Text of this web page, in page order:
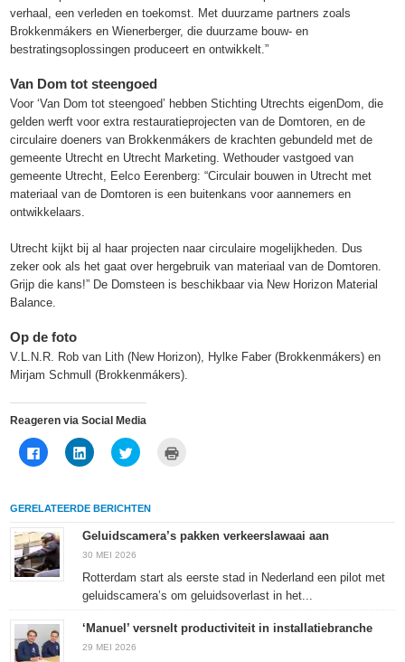
verhaal, een verleden en toekomst. Met duurzame partners zoals
Brokkenmákers en Wienerberger, die duurzame bouw- en
bestratingsoplossingen produceert en ontwikkelt.”
Van Dom tot steengoed
Voor ‘Van Dom tot steengoed’ hebben Stichting Utrechts eigenDom, die
gelden werft voor extra restauratieprojecten van de Domtoren, en de
circulaire doeners van Brokkenmákers de krachten gebundeld met de
gemeente Utrecht en Utrecht Marketing. Wethouder vastgoed van
gemeente Utrecht, Eelco Eerenberg: “Circulair bouwen in Utrecht met
materiaal van de Domtoren is een buitenkans voor aannemers en
ontwikkelaars.
Utrecht kijkt bij al haar projecten naar circulaire mogelijkheden. Dus
zeker ook als het gaat over hergebruik van materiaal van de Domtoren.
Grijp die kans!” De Domsteen is beschikbaar via New Horizon Material
Balance.
Op de foto
V.L.N.R. Rob van Lith (New Horizon), Hylke Faber (Brokkenmákers) en
Mirjam Schmull (Brokkenmákers).
Reageren via Social Media
Klik
om
Facebook
(Wordt
een
nieuw
venster
geopend)
Klik
om
delen
(Wordt
een
venster
Klik
om
Twitter
(Wordt
een
venster
nieuw
venster
GERELATEERDE BERICHTEN
Geluidscamera’s pakken verkeerslawaai aan
30 MEI 2026
Rotterdam start als eerste stad in Nederland een pilot met
geluidscamera’s om geluidsoverlast in het...
‘Manuel’ versnelt productiviteit in installatiebranche
29 MEI 2026